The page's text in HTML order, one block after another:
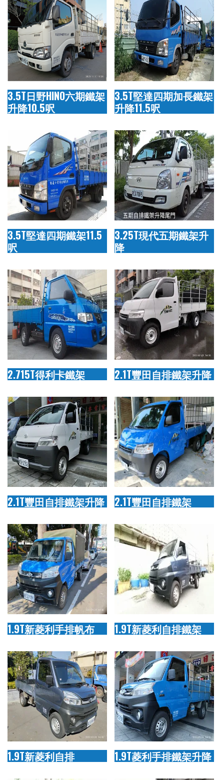
3.5T日野HINO六期鐵架
升降10.5呎
3.5T堅達四期加長鐵架
升降11.5呎
3.5T堅達四期鐵架11.5
呎
3.25T現代五期鐵架升
降
2.715T得利卡鐵架 2.1T豐田自排鐵架升降
2.1T豐田自排鐵架升降 2.1T豐田自排鐵架
1.9T新菱利手排帆布 1.9T新菱利自排鐵架
1.9T新菱利自排 1.9T菱利手排鐵架升降